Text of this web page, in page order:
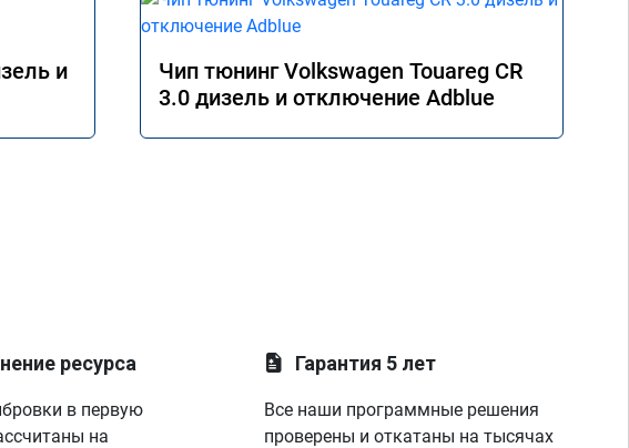
и
Чип тюнинг Volkswagen Touareg CR
3.0 дизель и отключение Adblue
ресурса
в первую
на
Гарантия 5 лет
Все наши программные решения
проверены и откатаны на тысячах